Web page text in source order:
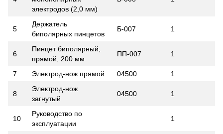
электродов (2,0 мм)
5
Держатель
биполярных пинцетов
Б-007 1
6
Пинцет биполярный,
прямой, 200 мм
ПП-007 1
7 Электрод-нож прямой 04500 1
8
Электрод-нож
загнутый
04500 1
10
Руководство по
эксплуатации
1